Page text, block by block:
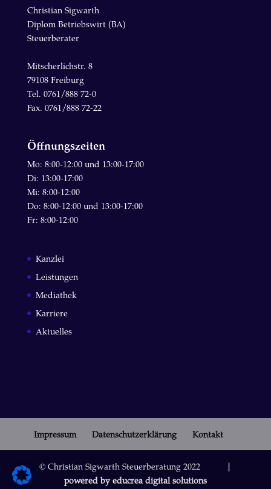
Christian Sigwarth
Diplom Betriebswirt (BA)
Steuerberater
Mitscherlichstr. 8
79108 Freiburg
Tel. 0761/888 72-0
Fax. 0761/888 72-22
Öffnungszeiten
Mo: 8:00-12:00 und 13:00-17:00
Di: 13:00-17:00
Mi: 8:00-12:00
Do: 8:00-12:00 und 13:00-17:00
Fr: 8:00-12:00
Kanzlei
Leistungen
Mediathek
Karriere
Aktuelles
Impressum Datenschutzerklärung Kontakt
© Christian Sigwarth Steuerberatung 2022
|
powered by educrea digital solutions